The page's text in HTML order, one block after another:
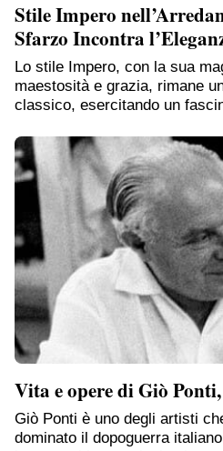
Stile Impero
Sfarzo Incontra
Lo stile Impero, con la sua
maestosità e grazia, rimane
classico, esercitando un
Vita e opere di Giò
Giò Ponti è uno degli artisti
dominato il dopoguerra